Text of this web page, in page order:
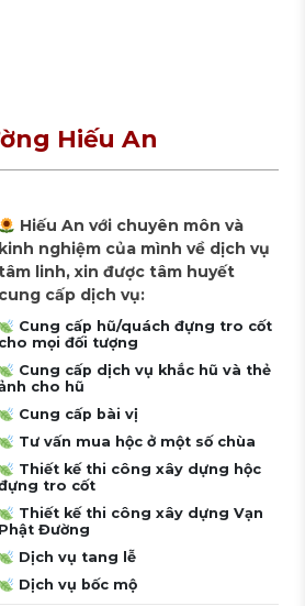
Hiếu An
Hiếu An với chuyên môn và
kinh nghiệm của mình về dịch vụ
linh, xin được tâm huyết
cung cấp dịch vụ:
Cung cấp hũ/quách đựng tro cốt
cho mọi đối tượng
Cung cấp dịch vụ khắc hũ và thẻ
cho hũ
Cung cấp bài vị
Tư vấn mua hộc ở một số chùa
Thiết kế thi công xây dựng hộc
tro cốt
Thiết kế thi công xây dựng Vạn
Phật Đường
Dịch vụ tang lễ
Dịch vụ bốc mộ